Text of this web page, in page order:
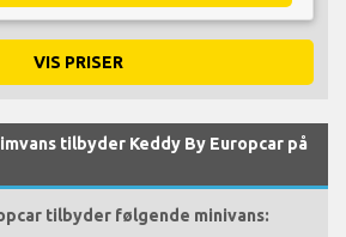
VIS PRISER
tilbyder Keddy By Europcar på
tilbyder følgende minivans: